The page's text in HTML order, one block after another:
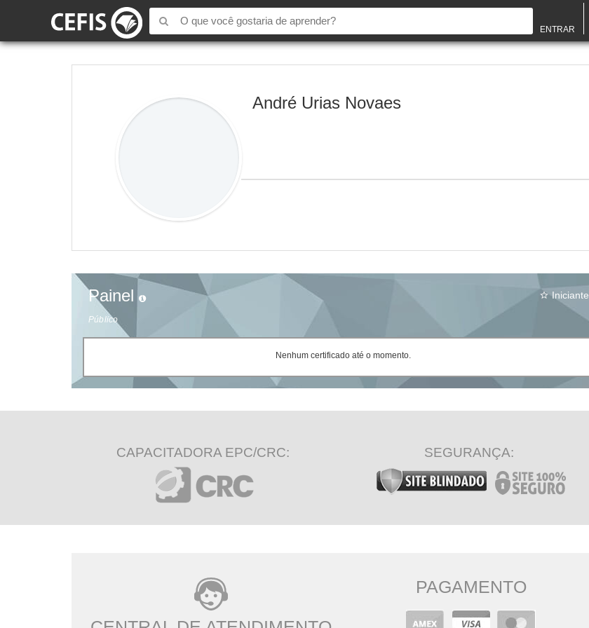
ENTRAR
André Urias Novaes
Painel
Público
star_border Iniciante
Nenhum certificado até o momento.
CAPACITADORA EPC/CRC: SEGURANÇA:
PAGAMENTO